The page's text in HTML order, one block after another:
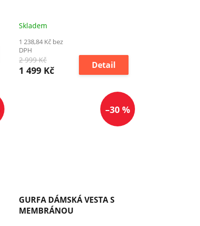
Skladem
1 238,84 Kč bez
DPH
2 999 Kč
1 499 Kč Detail
–30 %
GURFA DÁMSKÁ VESTA S
MEMBRÁNOU